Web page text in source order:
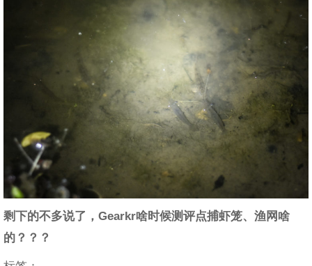
剩下的不多说了，Gearkr啥时候测评点捕虾笼、渔网啥
的？？？